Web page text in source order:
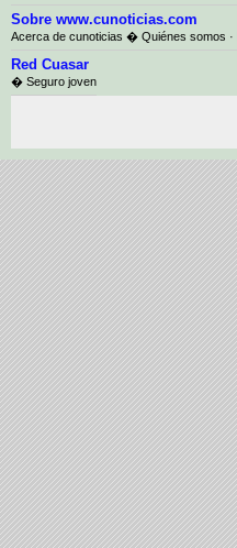
Sobre www.cunoticias.com
Acerca de cunoticias � Quiénes somos ·
Red Cuasar
� Seguro joven